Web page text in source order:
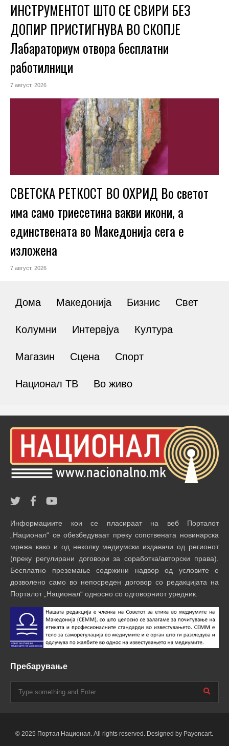
ИНСТРУМЕНТОТ ШТО СЕ СВИРИ БЕЗ
ДОПИР ПРИСТИГНУВА ВО СКОПЈЕ
Лабараториум отвора бесплатни
работилници
7 август, 2026
СВЕТСКА РЕТКОСТ ВО ОХРИД Во светот
има само триесетина вакви икони, а
единствената во Македонија сега е
изложена
7 август, 2026
Дома Македонија Бизнис Свет
Колумни Интервјуа Култура
Магазин Сцена Спорт
Национал ТВ Во живо
Информациите кои се пласираат на веб Порталот
„Национал“ се обезбедуваат преку сопствената новинарска
мрежа како и од неколку медиумски издавачи од регионот
(преку регулирани договори за соработка/авторски права).
Бесплатно преземање содржини надвор од условите е
дозволено само во непосреден договор со редакцијата на
Порталот „Национал“ односно со одговорниот уредник.
Пребарување
© 2025 Портал Национал. All rights reserved. Designed by Payoncart.